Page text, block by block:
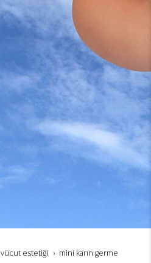
vücut estetiği mini karın germe